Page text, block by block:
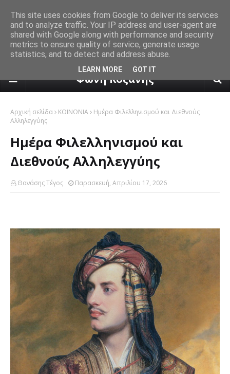
πρόγνωση καιρού από το
Φωνή Κοζάνης
Αρχική σελίδα ΚΟΙΝΩΝΙΑ
Ημέρα Φιλελληνισμού και Διεθνούς
Αλληλεγγύης
Ημέρα Φιλελληνισμού και
Διεθνούς Αλληλεγγύης
Θανάσης Τέγος Παρασκευή, Απριλίου 17, 2026
This site uses cookies from Google to deliver its services
and to analyze traffic. Your IP address and user-agent are
shared with Google along with performance and security
metrics to ensure quality of service, generate usage
statistics, and to detect and address abuse.
LEARN MORE GOT IT